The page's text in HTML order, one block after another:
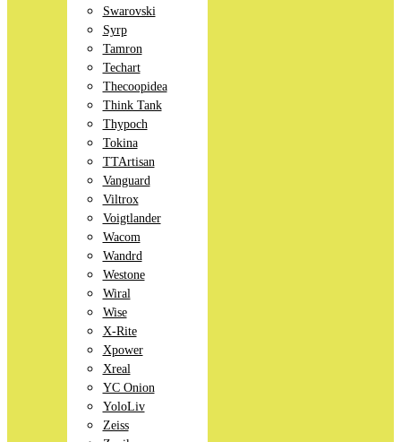
Swarovski
Syrp
Tamron
Techart
Thecoopidea
Think Tank
Thypoch
Tokina
TTArtisan
Vanguard
Viltrox
Voigtlander
Wacom
Wandrd
Westone
Wiral
Wise
X-Rite
Xpower
Xreal
YC Onion
YoloLiv
Zeiss